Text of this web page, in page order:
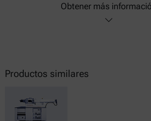
Obtener más
Productos similares